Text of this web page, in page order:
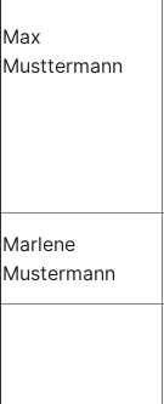
Max
Musttermann
Marlene
Mustermann